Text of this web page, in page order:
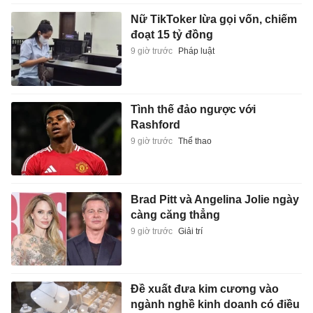
Nữ TikToker lừa gọi vốn, chiếm
đoạt 15 tỷ đồng
9 giờ trước Pháp luật
Tình thế đảo ngược với
Rashford
9 giờ trước Thể thao
Brad Pitt và Angelina Jolie ngày
càng căng thẳng
9 giờ trước Giải trí
Đề xuất đưa kim cương vào
ngành nghề kinh doanh có điều